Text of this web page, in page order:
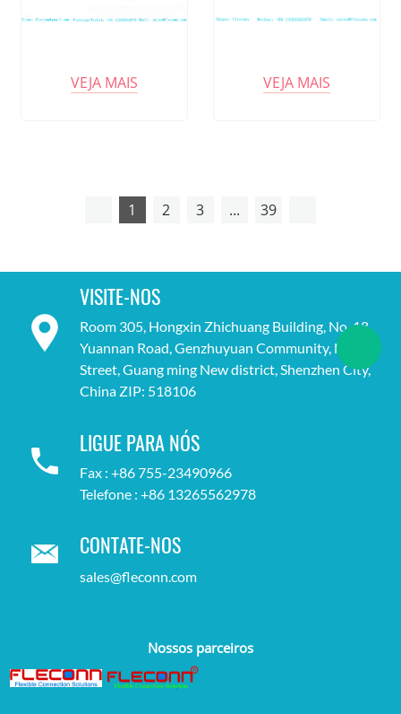
VEJA MAIS VEJA MAIS
1 2 3 ... 39
VISITE-NOS
Room 305, Hongxin Zhichuang Building, No. 18,
Yuannan Road, Genzhuyuan Community, Matian
Street, Guang ming New district, Shenzhen City,
China ZIP: 518106
LIGUE PARA NÓS
Fax : +86 755-23490966
Telefone : +86 13265562978
CONTATE-NOS
sales@fleconn.com
Nossos parceiros